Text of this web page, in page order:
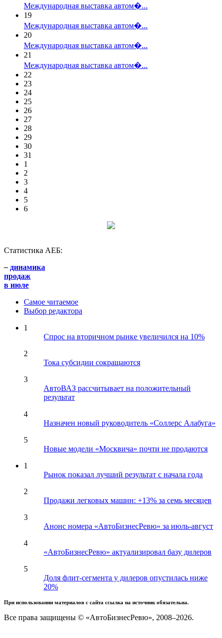
Международная выставка автом�...
19
Международная выставка автом�...
20
Международная выставка автом�...
21
Международная выставка автом�...
22
23
24
25
26
27
28
29
30
31
1
2
3
4
5
6
Статистика АЕБ:
– динамика
продаж
в июле
Самое читаемое
Выбор редактора
1
Спрос на вторичном рынке увеличился на 10%
2
Тока субсидии сокращаются
3
АвтоВАЗ рассчитывает на положительный
результат
4
Назначен новый руководитель «Соллерс Алабуга»
5
Новые модели «Москвича» почти не продаются
1
Рынок показал лучший результат с начала года
2
Продажи легковых машин: +13% за семь месяцев
3
Анонс номера «АвтоБизнесРевю» за июль-август
4
«АвтоБизнесРевю» актуализировал базу дилеров
5
Доля флит-сегмента у дилеров опустилась ниже
20%
При использовании материалов с сайта ссылка на источник обязательна.
Все права защищены © «АвтоБизнесРевю», 2008–2026.